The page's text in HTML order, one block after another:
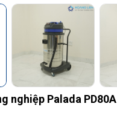
nghiệp Palada PD80A